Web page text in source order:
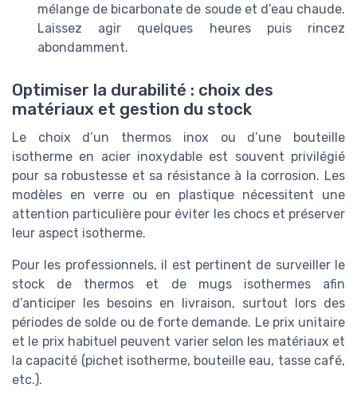
mélange de bicarbonate de soude et d’eau chaude.
Laissez agir quelques heures puis rincez
abondamment.
Optimiser la durabilité : choix des
matériaux et gestion du stock
Le choix d’un thermos inox ou d’une bouteille
isotherme en acier inoxydable est souvent privilégié
pour sa robustesse et sa résistance à la corrosion. Les
modèles en verre ou en plastique nécessitent une
attention particulière pour éviter les chocs et préserver
leur aspect isotherme.
Pour les professionnels, il est pertinent de surveiller le
stock de thermos et de mugs isothermes afin
d’anticiper les besoins en livraison, surtout lors des
périodes de solde ou de forte demande. Le prix unitaire
et le prix habituel peuvent varier selon les matériaux et
la capacité (pichet isotherme, bouteille eau, tasse café,
etc.).